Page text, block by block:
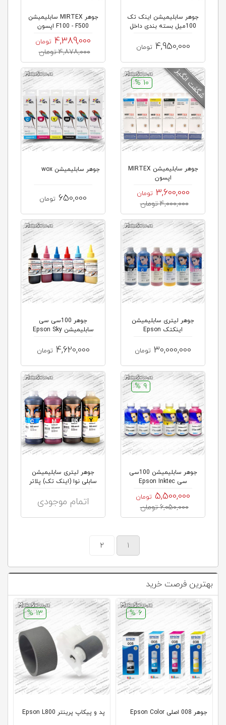
جوهر سابلیمیشن اینک تک
100میل بسته بندی داخل
4,950,000 تومان
جوهر MIRTEX سابلیمیشن
F100 - F500 اپسون
4,389,000 تومان
4,878,000 تومان
10 %
جوهر سابلیمیشن MIRTEX
اپسون
3,600,000 تومان
4,000,000 تومان
جوهر سابلیمیشن wox
650,000 تومان
جوهر لیتری سابلیمیشن
اینکتک Epson
30,000,000 تومان
جوهر 100سی سی
سابلیمیشن Epson Sky
4,620,000 تومان
9 %
جوهر سابلیمیشن 100سی
سی Epson Inktec
5,500,000 تومان
6,050,000 تومان
جوهر لیتری سابلیمیشن
سابلی نوا (اینک تک) پلاتر
اتمام موجودی
1
2
بهترین فرصت خرید
6 %
جوهر 008 اصلی Epson Color
13 %
پد و پیکاپ پرینتر Epson L800